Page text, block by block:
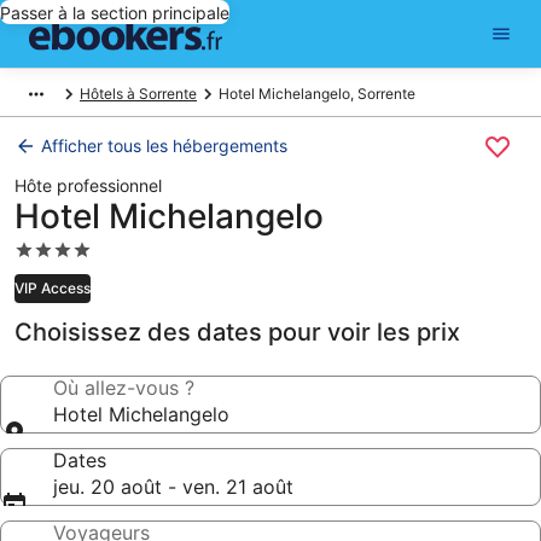
Passer à la section principale
Hôtels à Sorrente Hotel Michelangelo, Sorrente
Afficher tous les hébergements
Hôte professionnel
Hotel Michelangelo
Hébergement
4.0 étoiles
VIP Access
Choisissez des dates pour voir les prix
Où allez-vous ?
Hotel Michelangelo
Dates
jeu. 20 août - ven. 21 août
Voyageurs